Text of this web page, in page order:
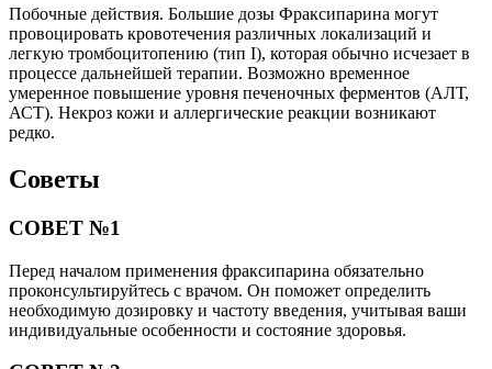
Побочные действия. Большие дозы Фраксипарина могут
провоцировать кровотечения различных локализаций и
легкую тромбоцитопению (тип I), которая обычно исчезает в
процессе дальнейшей терапии. Возможно временное
умеренное повышение уровня печеночных ферментов (АЛТ,
АСТ). Некроз кожи и аллергические реакции возникают
редко.
Советы
СОВЕТ №1
Перед началом применения фраксипарина обязательно
проконсультируйтесь с врачом. Он поможет определить
необходимую дозировку и частоту введения, учитывая ваши
индивидуальные особенности и состояние здоровья.